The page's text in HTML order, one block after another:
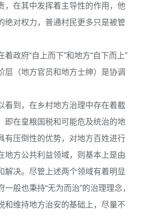
，在其中发挥着主导性的作用，他
绝对权力，普通村民更多只是被管
政府“自上而下”和地方“自下而上”
层（地方官员和地方士绅）是协调
看到，在乡村地方治理中存在着截
即在皇粮国税和可能危及统治的地
有压倒性的优势，对地方百姓进行
地方公共利益领域，则基本上是由
解决。尽管上述两个领域有着明显
般也秉持“无为而治”的治理理念，
和维持地方治安的基础上，尽量不